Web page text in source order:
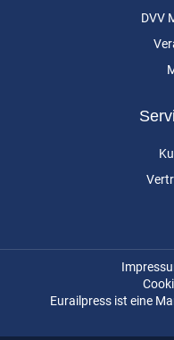
DVV
Eurailpress ist eine